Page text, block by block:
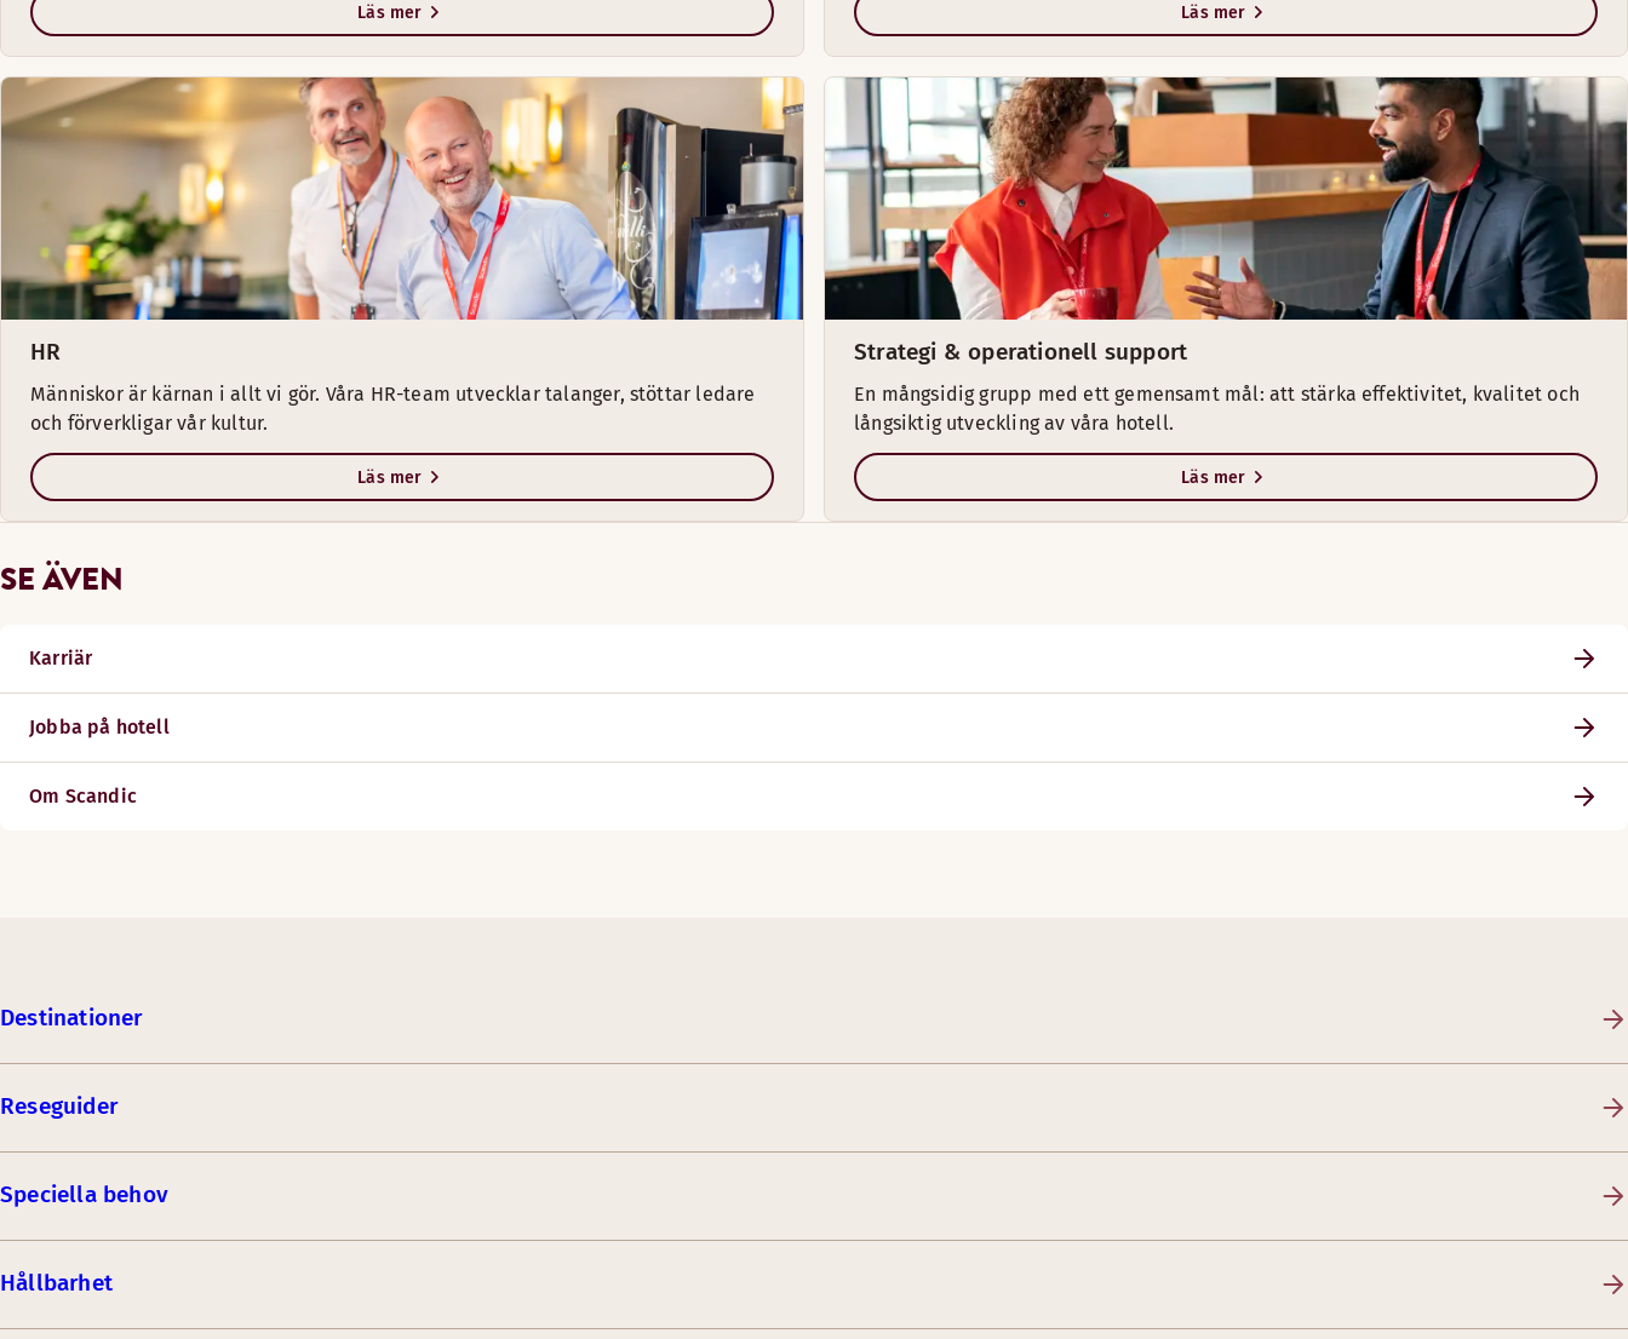
Läs mer Läs mer
HR
Människor är kärnan i allt vi gör. Våra HR-team utvecklar talanger, stöttar ledare
och förverkligar vår kultur.
Läs mer
Strategi & operationell support
En mångsidig grupp med ett gemensamt mål: att stärka effektivitet, kvalitet och
långsiktig utveckling av våra hotell.
Läs mer
SE ÄVEN
Karriär
Jobba på hotell
Om Scandic
Destinationer
Reseguider
Speciella behov
Hållbarhet